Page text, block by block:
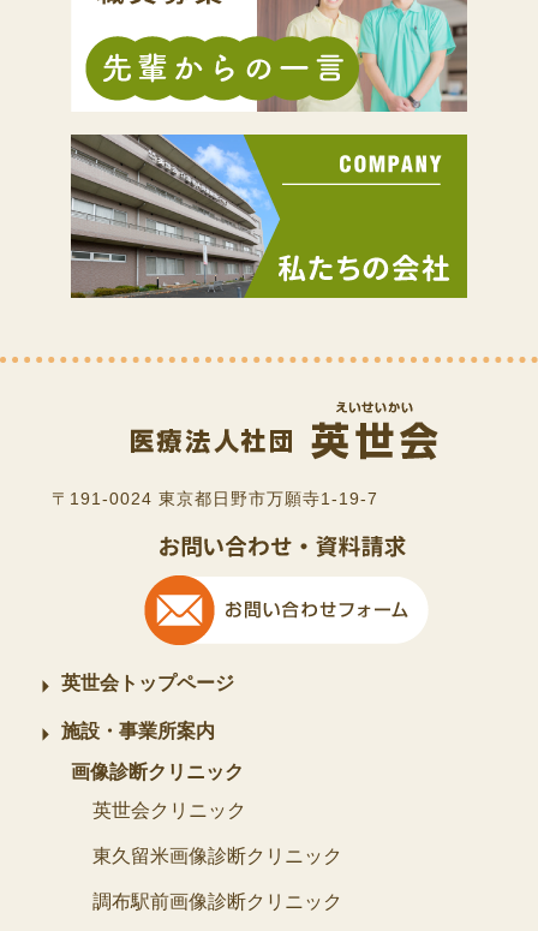
〒191-0024 東京都日野市万願寺1-19-7
英世会トップページ
施設・事業所案内
画像診断クリニック
英世会クリニック
東久留米画像診断クリニック
調布駅前画像診断クリニック